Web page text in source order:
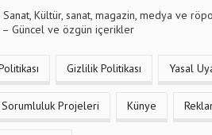
Kültür, sanat, magazin, medya ve
Güncel ve özgün içerikler
Gizlilik Politikası Yasal
Projeleri Künye